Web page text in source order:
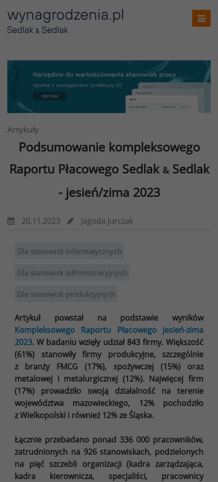
Artykuły
Podsumowanie kompleksowego
Raportu Płacowego Sedlak &Sedlak
- jesień/zima 2023
20.11.2023 Jagoda Jurczak
Dla stanowisk informatycznych
Dla stanowisk administracyjnych
Dla stanowisk produkcyjnych
Artykuł powstał na podstawie wyników
Kompleksowego Raportu Płacowego jesień-zima
2023. W badaniu wzięły udział 843 firmy. Większość
(61%) stanowiły firmy produkcyjne, szczególnie
z branży FMCG (17%), spożywczej (15%) oraz
metalowej i metalurgicznej (12%). Najwięcej firm
(17%) prowadziło swoją działalność na terenie
województwa mazowieckiego, 12% pochodziło
z Wielkopolski i również 12% ze Śląska.
Łącznie przebadano ponad 336 000 pracowników,
zatrudnionych na 926 stanowiskach, podzielonych
na pięć szczebli organizacji (kadra zarządzająca,
kadra kierownicza, specjaliści, pracownicy